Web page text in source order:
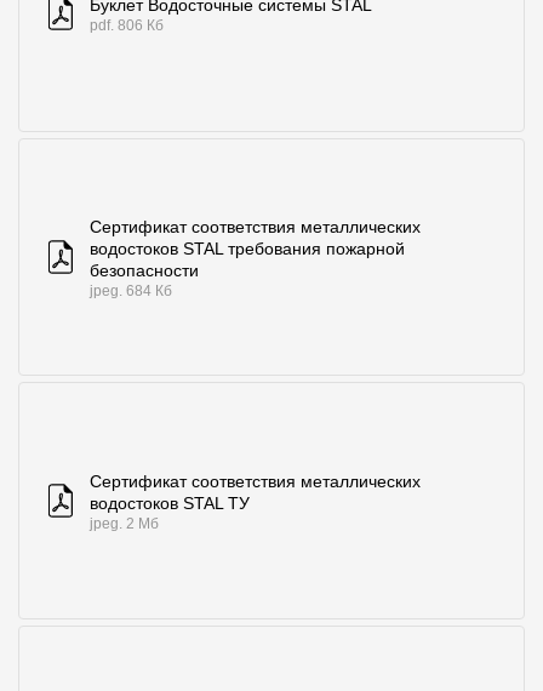
Буклет Водосточные системы STAL
pdf. 806 Кб
Сертификат соответствия металлических
водостоков STAL требования пожарной
безопасности
jpeg. 684 Кб
Сертификат соответствия металлических
водостоков STAL ТУ
jpeg. 2 Мб